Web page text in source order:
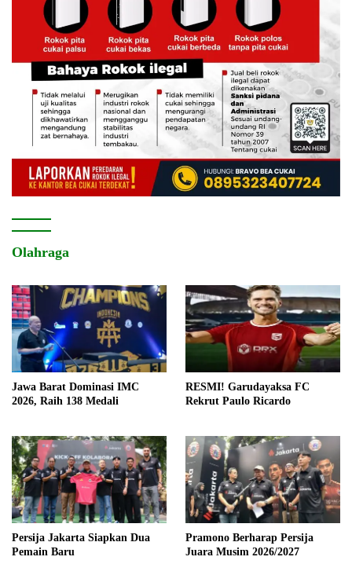
Olahraga
Jawa Barat Dominasi IMC
2026, Raih 138 Medali
RESMI! Garudayaksa FC
Rekrut Paulo Ricardo
Persija Jakarta Siapkan Dua
Pemain Baru
Pramono Berharap Persija
Juara Musim 2026/2027